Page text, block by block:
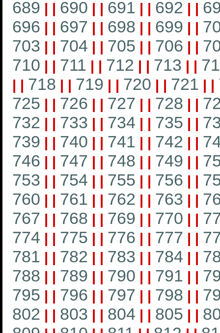
689 | | 690 | | 691 | | 692 | |
696 | | 697 | | 698 | | 699 | |
703 | | 704 | | 705 | | 706 | |
710 | | 711 | | 712 | | 713 | |
| | 718 | | 719 | | 720 | | 721 | |
725 | | 726 | | 727 | | 728 | |
732 | | 733 | | 734 | | 735 | |
739 | | 740 | | 741 | | 742 | |
746 | | 747 | | 748 | | 749 | |
753 | | 754 | | 755 | | 756 | |
760 | | 761 | | 762 | | 763 | |
767 | | 768 | | 769 | | 770 | |
774 | | 775 | | 776 | | 777 | |
781 | | 782 | | 783 | | 784 | |
788 | | 789 | | 790 | | 791 | |
795 | | 796 | | 797 | | 798 | |
802 | | 803 | | 804 | | 805 | |